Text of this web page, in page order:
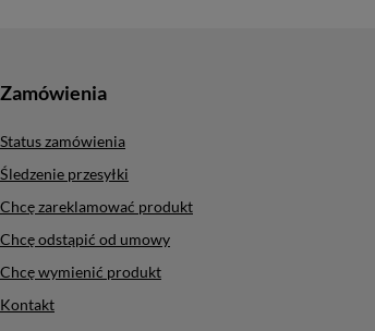
Zamówienia
Status zamówienia
Śledzenie przesyłki
Chcę zareklamować produkt
Chcę odstąpić od umowy
Chcę wymienić produkt
Kontakt